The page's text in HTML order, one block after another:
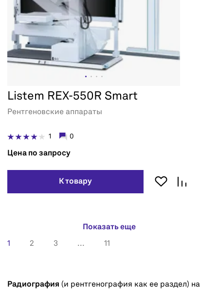
Listem REX-550R Smart
Рентгеновские аппараты
1 0
Цена по запросу
К товару
Показать еще
1 2 3 ... 11
Радиография (и рентгенография как ее раздел) на